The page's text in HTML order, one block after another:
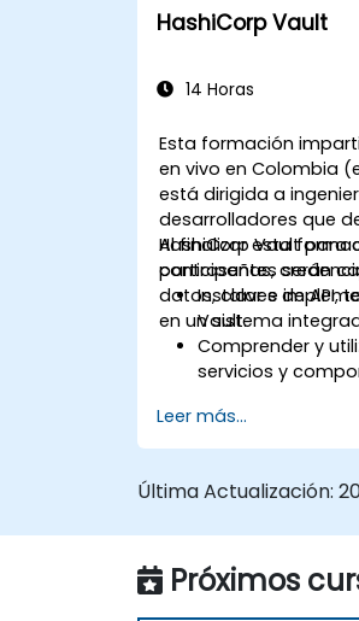
HashiCorp Vault
14 Horas
Esta formación
en vivo en Colombia
está dirigida a
desarrolladores que
HashiCorp Vault para
contraseñas,
datos, claves de API,
en un sistema
Al finalizar esta
participantes serán
Instalar e
Vault.
Comprender y
servicios y
Implementar
autenticación,
asegurar una
contenedores
Leer más...
Última Actualización:
Próximos